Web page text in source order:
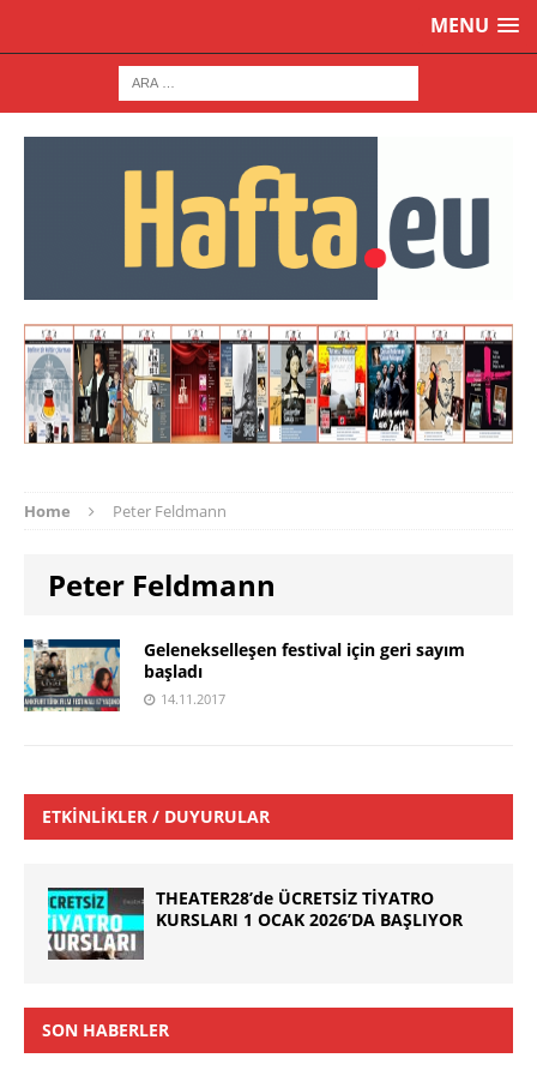
MENU
Home Peter Feldmann
Peter Feldmann
Gelenekselleşen festival için geri sayım
başladı
14.11.2017
ETKINLIKLER / DUYURULAR
THEATER28’de ÜCRETSİZ TİYATRO
KURSLARI 1 OCAK 2026’DA BAŞLIYOR
SON HABERLER